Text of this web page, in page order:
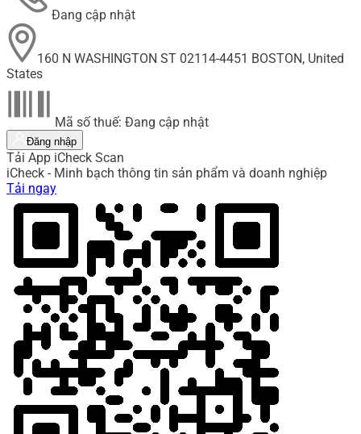
Đang cập nhật
160 N WASHINGTON ST 02114-4451 BOSTON, United
States
Mã số thuế: Đang cập nhật
Đăng nhập
Tải App iCheck Scan
iCheck - Minh bạch thông tin sản phẩm và doanh nghiệp
Tải ngay